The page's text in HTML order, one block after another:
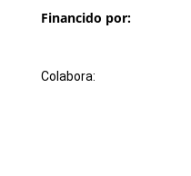
Financido por:
Colabora: